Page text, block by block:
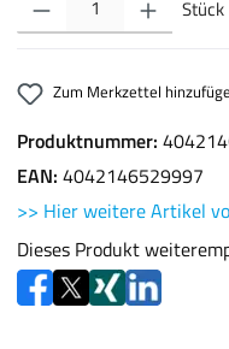
Stück
Zum Merkzettel
Produktnummer:
EAN: 4042146529997
>> Hier weitere Artikel
Dieses Produkt